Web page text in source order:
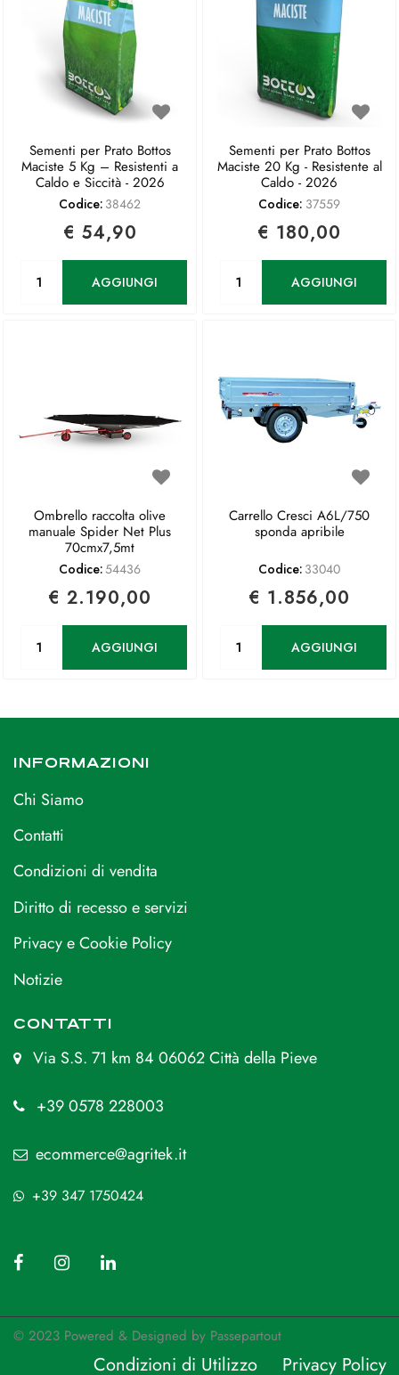
Sementi per Prato Bottos
Maciste 5 Kg – Resistenti a
Caldo e Siccità - 2026
Codice: 38462
€ 54,90
AGGIUNGI
Sementi per Prato Bottos
Maciste 20 Kg - Resistente al
Caldo - 2026
Codice: 37559
€ 180,00
AGGIUNGI
Ombrello raccolta olive
manuale Spider Net Plus
70cmx7,5mt
Codice:54436
€ 2.190,00
AGGIUNGI
Carrello Cresci A6L/750
sponda apribile
Codice: 33040
€ 1.856,00
AGGIUNGI
INFORMAZIONI
Chi Siamo
Contatti
Condizioni di vendita
Diritto di recesso e servizi
Privacy e Cookie Policy
Notizie
CONTATTI
Via S.S. 71 km 84 06062 Città della Pieve
+39 0578 228003
ecommerce@agritek.it
+39 347 1750424
© 2023 Powered & Designed by Passepartout
Condizioni di Utilizzo Privacy Policy